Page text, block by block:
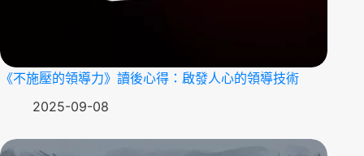
《不施壓的領導力》讀後心得：啟發人心的領導技術
2025-09-08